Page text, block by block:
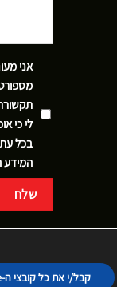
אני
לי כי
בכל
המידע
קבל/י את כל קובצי ה-Cookie